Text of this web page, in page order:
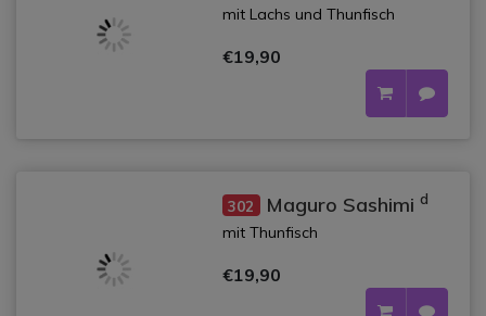
mit Lachs und Thunfisch
€19,90
302 Maguro Sashimi d
mit Thunfisch
€19,90